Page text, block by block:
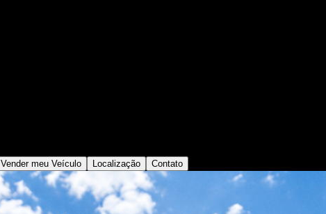
Vender meu Veículo Localização Contato